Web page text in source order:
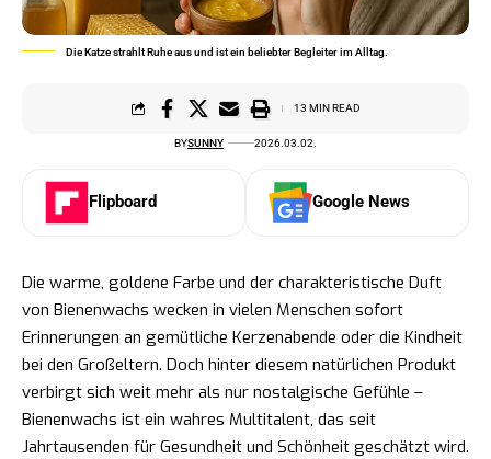
Die Katze strahlt Ruhe aus und ist ein beliebter Begleiter im Alltag.
BYSUNNY 2026.03.02.
13 MIN READ
Flipboard Google News
Die warme, goldene Farbe und der charakteristische Duft
von Bienenwachs wecken in vielen Menschen sofort
Erinnerungen an gemütliche Kerzenabende oder die Kindheit
bei den Großeltern. Doch hinter diesem natürlichen Produkt
verbirgt sich weit mehr als nur nostalgische Gefühle –
Bienenwachs ist ein wahres Multitalent, das seit
Jahrtausenden für Gesundheit und Schönheit geschätzt wird.